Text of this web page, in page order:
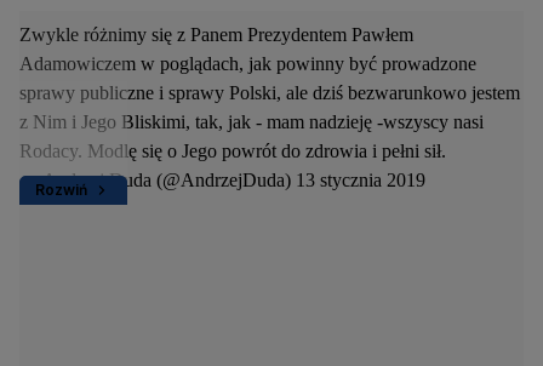
Rozwiń
Zwykle różnimy się z Panem Prezydentem Pawłem
Adamowiczem w poglądach, jak powinny być prowadzone
sprawy publiczne i sprawy Polski, ale dziś bezwarunkowo jestem
z Nim i Jego Bliskimi, tak, jak - mam nadzieję -wszyscy nasi
Rodacy. Modlę się o Jego powrót do zdrowia i pełni sił.
— Andrzej Duda (@AndrzejDuda) 13 stycznia 2019